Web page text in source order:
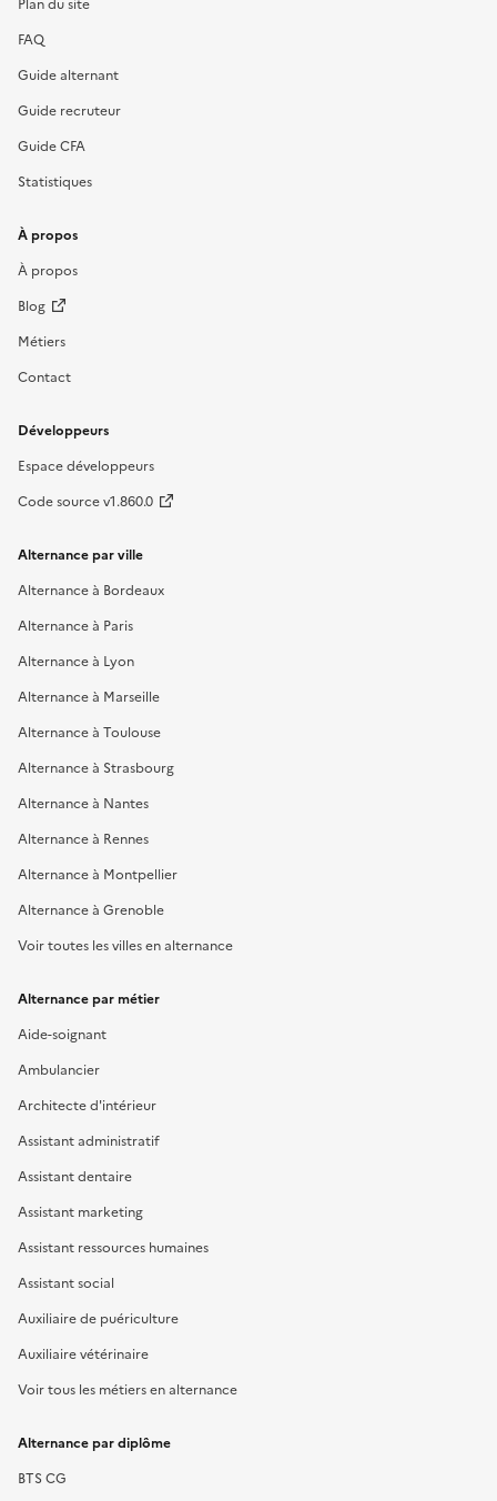
FAQ
Guide alternant
Guide recruteur
Guide CFA
Statistiques
À propos
À propos
Blog
Métiers
Contact
Développeurs
Espace développeurs
Code source v1.860.0
Alternance par ville
Alternance à Bordeaux
Alternance à Paris
Alternance à Lyon
Alternance à Marseille
Alternance à Toulouse
Alternance à Strasbourg
Alternance à Nantes
Alternance à Rennes
Alternance à Montpellier
Alternance à Grenoble
Voir toutes les villes en alternance
Alternance par métier
Aide-soignant
Ambulancier
Architecte d'intérieur
Assistant administratif
Assistant dentaire
Assistant marketing
Assistant ressources humaines
Assistant social
Auxiliaire de puériculture
Auxiliaire vétérinaire
Voir tous les métiers en alternance
Alternance par diplôme
BTS CG